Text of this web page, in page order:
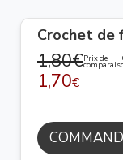
Crochet de
1,80€Prix de
1,70€